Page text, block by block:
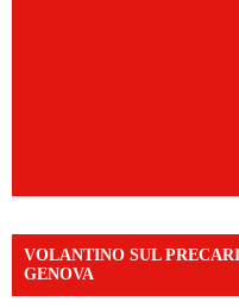
VOLANTINO SUL
GENOVA